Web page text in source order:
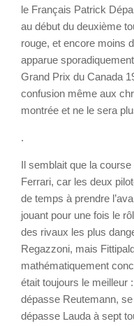
le Français Patrick
au début du deuxième
rouge, et encore moins
apparue
Grand Prix du Canada
confusion même aux
montrée et ne le sera
.
Il semblait que la
Ferrari, car les deux
de temps à prendre
jouant pour une fois le
des rivaux les plus
Regazzoni, mais
mathématiquement
était toujours le meilleur
dépasse Reutemann,
dépasse Lauda à sept